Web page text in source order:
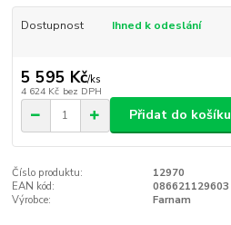
Dostupnost Ihned k odeslání
5 595 Kč/ks
4 624 Kč bez DPH
Přidat do košíku
Číslo produktu:
12970
EAN kód:
086621129603
Výrobce:
Farnam